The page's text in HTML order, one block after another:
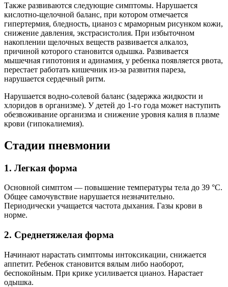
Также развиваются следующие симптомы. Нарушается
кислотно-щелочной баланс, при котором отмечается
гипертермия, бледность, цианоз с мраморным рисунком кожи,
снижение давления, экстрасистолия. При избыточном
накоплении щелочных веществ развивается алкалоз,
причиной которого становится одышка. Развивается
мышечная гипотония и адинамия, у ребенка появляется рвота,
перестает работать кишечник из-за развития пареза,
нарушается сердечный ритм.
Нарушается водно-солевой баланс (задержка жидкости и
хлоридов в организме). У детей до 1-го года может наступить
обезвоживание организма и снижение уровня калия в плазме
крови (гипокалиемия).
Стадии пневмонии
1. Легкая форма
Основной симптом — повышение температуры тела до 39 °С.
Общее самочувствие нарушается незначительно.
Периодически учащается частота дыхания. Газы крови в
норме.
2. Среднетяжелая форма
Начинают нарастать симптомы интоксикации, снижается
аппетит. Ребенок становится вялым либо наоборот,
беспокойным. При крике усиливается цианоз. Нарастает
одышка.